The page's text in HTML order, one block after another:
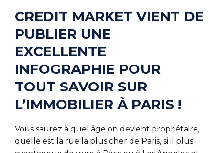
CREDIT MARKET VIENT DE
PUBLIER UNE
EXCELLENTE
INFOGRAPHIE POUR
TOUT SAVOIR SUR
L’IMMOBILIER À PARIS !
Vous saurez à quel âge on devient propriétaire,
quelle est la rue la plus cher de Paris, si il plus